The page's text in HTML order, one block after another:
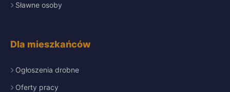
Sławne osoby
Dla mieszkańców
Ogłoszenia drobne
Oferty pracy